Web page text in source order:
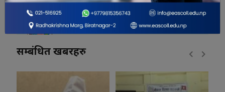
सम्बंधित खबरहरु